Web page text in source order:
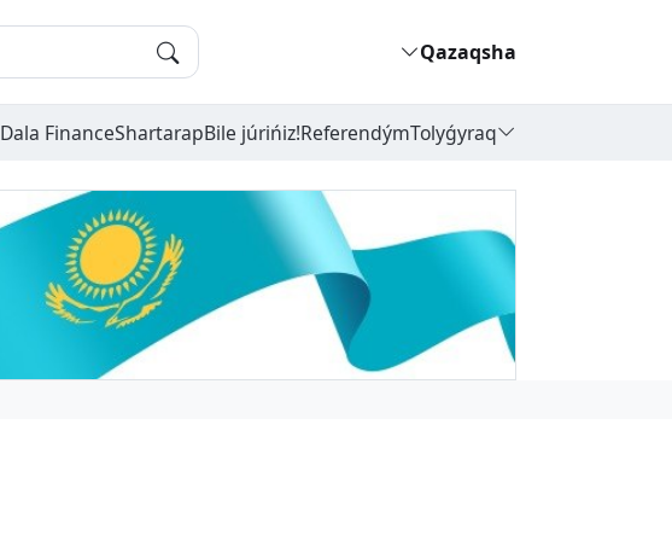
Qazaqsha
Dala FinanceShartarapBile júrińiz!ReferendýmTolyǵyraq